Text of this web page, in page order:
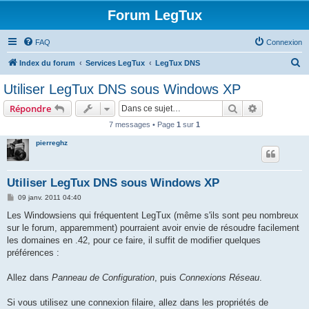
Forum LegTux
FAQ Connexion
Index du forum Services LegTux LegTux DNS
Utiliser LegTux DNS sous Windows XP
Répondre Rechercher
7 messages • Page 1 sur 1
pierreghz
Utiliser LegTux DNS sous Windows XP
M
s
a
g
09 janv. 2011 04:40
Les Windowsiens qui fréquentent LegTux (même s'ils sont peu nombreux
sur le forum, apparemment) pourraient avoir envie de résoudre facilement
les domaines en .42, pour ce faire, il suffit de modifier quelques
préférences :
Allez dans Panneau de Configuration, puis Connexions Réseau.
Si vous utilisez une connexion filaire, allez dans les propriétés de